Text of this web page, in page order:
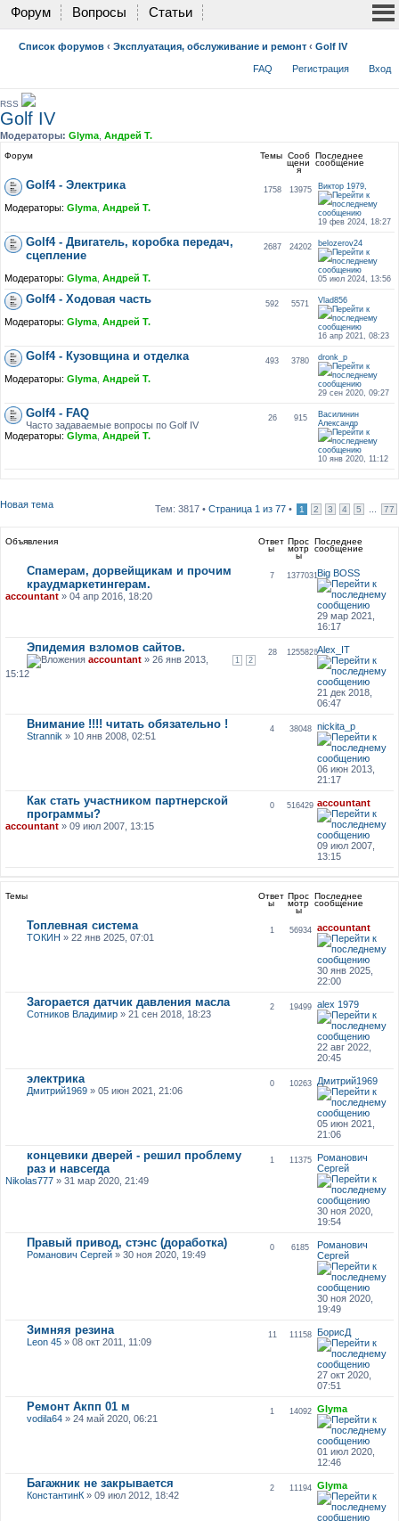
Форум Вопросы Статьи
Список форумов ‹ Эксплуатация, обслуживание и ремонт ‹ Golf IV
FAQ Регистрация Вход
RSS
Golf IV
Модераторы: Glyma Андрей Т.
Форум Темы Сооб
щени
я
Последнее
сообщение
Golf4 - Электрика
Модераторы: Glyma,Андрей Т.
1758 13975 Виктор 1979,
19 фев 2024, 18:27
Golf4 - Двигатель, коробка передач,
сцепление
Модераторы: Glyma,Андрей Т.
2687 24202 belozerov24
05 июл 2024, 13:56
Golf4 - Ходовая часть
Модераторы: Glyma,Андрей Т.
592 5571 Vlad856
16 апр 2021, 08:23
Golf4 - Кузовщина и отделка
Модераторы: Glyma,Андрей Т.
493 3780 dronk_p
29 сен 2020, 09:27
Golf4 - FAQ
Часто задаваемые вопросы по Golf IV
Модераторы: Glyma,Андрей Т.
26 915
Василинин
Александр
10 янв 2020, 11:12
Новая тема Тем: 3817 • Страница 1 из 77 • 1 2 3 4 5 77
Объявления Ответ
ы
Прос
мотр
ы
Последнее
сообщение
Спамерам, дорвейщикам и прочим
краудмаркетингерам.
accountant» 04 апр 2016, 18:20
7 1377031 Big BOSS
29 мар 2021,
16:17
Эпидемия взломов сайтов.
1 2
accountant» 26 янв 2013,
15:12
28 1255826Alex_IT
21 дек 2018,
06:47
Внимание !!!! читать обязательно !
Strannik » 10 янв 2008, 02:51
4 38048 nickita_p
06 июн 2013,
21:17
Как стать участником партнерской
программы?
accountant» 09 июл 2007, 13:15
0 516429 accountant
09 июл 2007,
13:15
Темы Ответ
ы
Прос
мотр
ы
Последнее
сообщение
Топлевная система
ТОКИН » 22 янв 2025, 07:01
1 56934 accountant
30 янв 2025,
22:00
Загорается датчик давления масла
Сотников Владимир» 21 сен 2018, 18:23
2 19499 alex 1979
22 авг 2022,
20:45
электрика
Дмитрий1969» 05 июн 2021, 21:06
0 10263 Дмитрий1969
05 июн 2021,
21:06
концевики дверей - решил проблему
раз и навсегда
Nikolas777» 31 мар 2020, 21:49
1 11375
Романович
Сергей
30 ноя 2020,
19:54
Правый привод, стэнс (доработка)
Романович Сергей» 30 ноя 2020, 19:49
0 6185
Романович
Сергей
30 ноя 2020,
19:49
Зимняя резина
Leon 45» 08 окт 2011, 11:09
11 11158 БорисД
27 окт 2020,
07:51
Ремонт Акпп 01 м
vodila64» 24 май 2020, 06:21
1 14092 Glyma
01 июл 2020,
12:46
Багажник не закрывается
КонстантинК» 09 июл 2012, 18:42
2 11194 Glyma